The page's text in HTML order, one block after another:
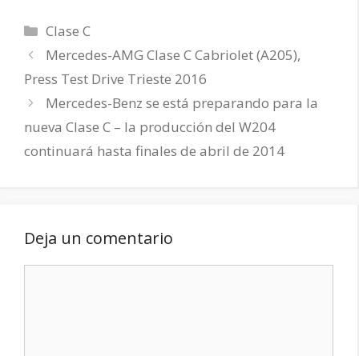
Categorías
Clase C
Mercedes-AMG Clase C Cabriolet (A205),
Press Test Drive Trieste 2016
Mercedes-Benz se está preparando para la
nueva Clase C – la producción del W204
continuará hasta finales de abril de 2014
Deja un comentario